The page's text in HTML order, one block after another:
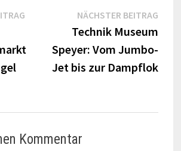
Vorheriger
NÄCHSTER BEITRAG
Technik Museum
Speyer: Vom Jumbo-
Jet bis zur Dampflok
Kommentar